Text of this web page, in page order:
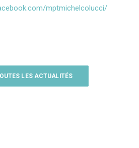
mptmichelcolucci/
LES ACTUALITÉS